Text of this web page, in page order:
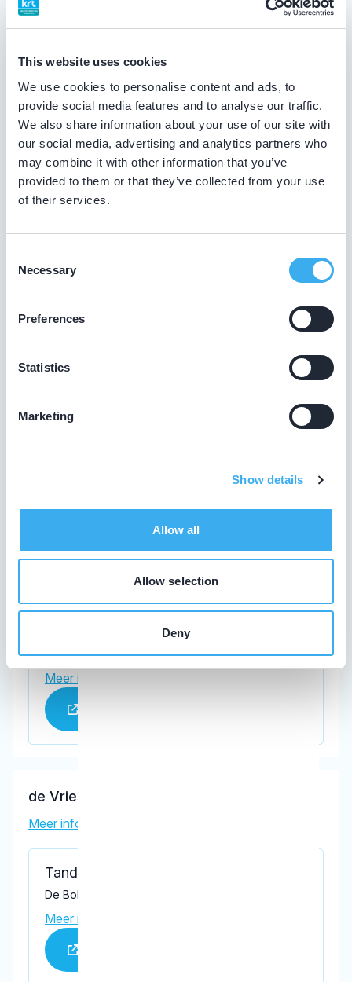
This website uses cookies
We use cookies to personalise content and ads, to
provide social media features and to analyse our traffic.
We also share information about your use of our site with
our social media, advertising and analytics partners who
may combine it with other information that you’ve
provided to them or that they’ve collected from your use
of their services.
Selection
Necessary
Preferences
Statistics
Marketing
Show details
Allow all
Allow selection
Deny
Meer informatie tandarts
Tandartspraktijk de Gilden
Meer informatie praktijk
Tang, L.
De Bolder 12, Dronten 8251 KV
Vaartjes, M.B.
Meer informatie tandarts
Tandartspraktijk Dronten
De Bolder 12, Dronten 8251 KV
Meer informatie praktijk
de Vries, M.J.F.
Meer informatie tandarts
Tandartspraktijk Dronten
De Bolder 12, Dronten 8251 KV
Meer informatie praktijk